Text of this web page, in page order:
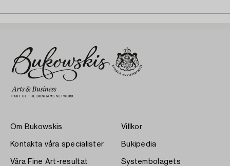
Om Bukowskis
Kontakta våra specialister
Våra Fine Art-resultat
Villkor
Bukipedia
Systembolagets